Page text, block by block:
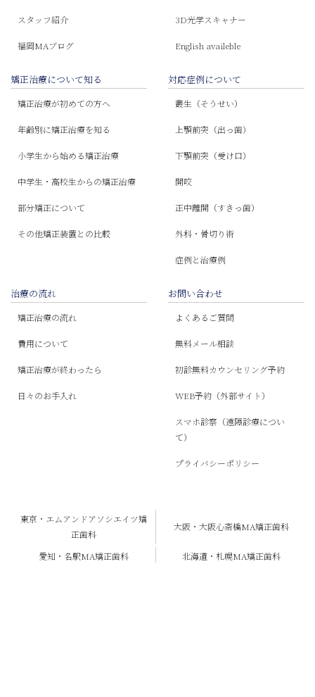
スタッフ紹介
福岡MAブログ
3D光学スキャナー
English availeble
矯正治療について知る
矯正治療が初めての方へ
年齢別に矯正治療を知る
小学生から始める矯正治療
中学生・高校生からの矯正治療
部分矯正について
その他矯正装置との比較
対応症例について
叢生（そうせい）
上顎前突（出っ歯）
下顎前突（受け口）
開咬
正中離開（すきっ歯）
外科・骨切り術
症例と治療例
治療の流れ
矯正治療の流れ
費用について
矯正治療が終わったら
日々のお手入れ
お問い合わせ
よくあるご質問
無料メール相談
初診無料カウンセリング予約
WEB予約（外部サイト）
スマホ診察（遠隔診療につい
て）
プライバシーポリシー
東京・エムアンドアソシエイツ矯
正歯科
大阪・大阪心斎橋MA矯正歯科
愛知・名駅MA矯正歯科
北海道・札幌MA矯正歯科